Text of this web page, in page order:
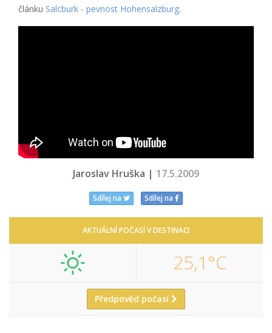
článku Salcburk - pevnost Hohensalzburg.
Jaroslav Hruška | 17.5.2009
Sdílej na Sdílej na
AKTUÁLNÍ POČASÍ V DESTINACI
25,1°C
Předpověď počasí